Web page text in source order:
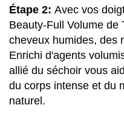
Étape 2: Avec vos
Beauty-Full Volume de
cheveux humides, des
Enrichi d'agents
allié du séchoir vous
du corps intense et du
naturel.